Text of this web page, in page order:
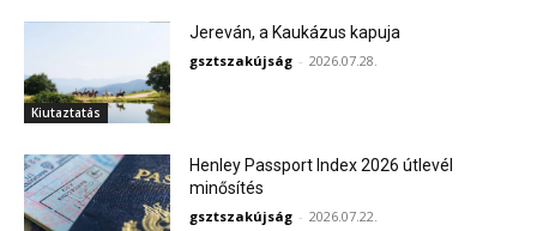
Kiutaztatás
Jereván, a Kaukázus kapuja
gsztszakújság - 2026.07.28.
Henley Passport Index 2026 útlevél
minősítés
gsztszakújság - 2026.07.22.